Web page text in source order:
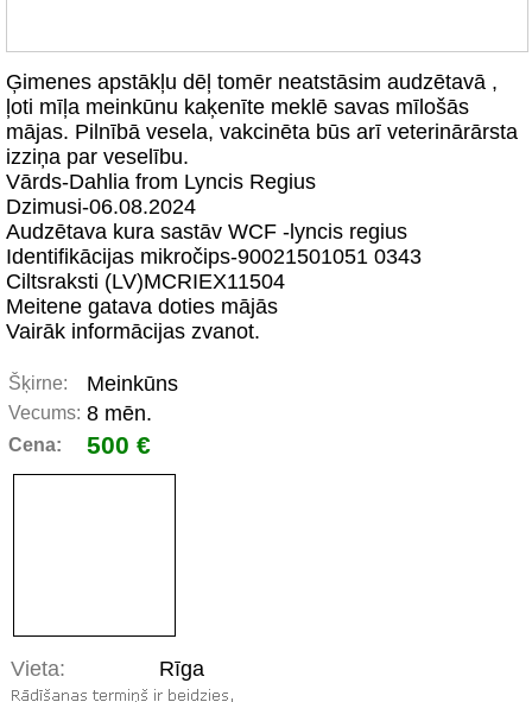
Ģimenes apstākļu dēļ tomēr neatstāsim audzētavā ,
ļoti mīļa meinkūnu kaķenīte meklē savas mīlošās
mājas. Pilnībā vesela, vakcinēta būs arī veterinārārsta
izziņa par veselību.
Vārds-Dahlia from Lyncis Regius
Dzimusi-06.08.2024
Audzētava kura sastāv WCF -lyncis regius
Identifikācijas mikročips-90021501051 0343
Ciltsraksti (LV)MCRIEX11504
Meitene gatava doties mājās
Vairāk informācijas zvanot.
Šķirne: Meinkūns
Vecums: 8 mēn.
Cena: 500 €
Vieta: Rīga